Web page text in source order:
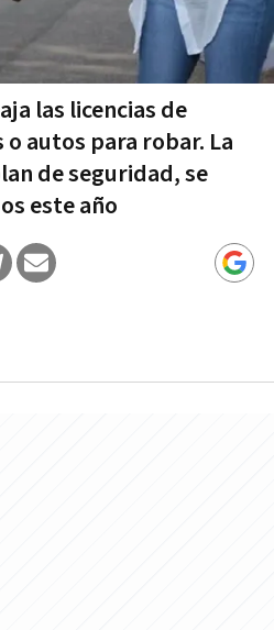
las licencias de
autos para robar. La
de seguridad, se
este año